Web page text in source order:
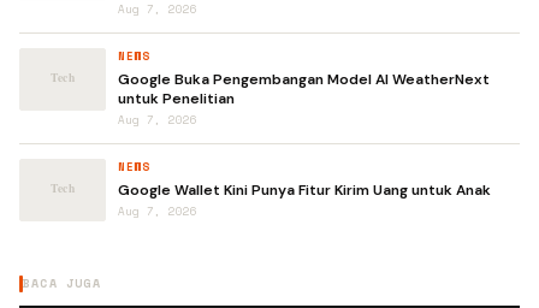
Aug 7, 2026
NEWS
Google Buka Pengembangan Model AI WeatherNext
untuk Penelitian
Aug 7, 2026
NEWS
Google Wallet Kini Punya Fitur Kirim Uang untuk Anak
Aug 7, 2026
BACA JUGA